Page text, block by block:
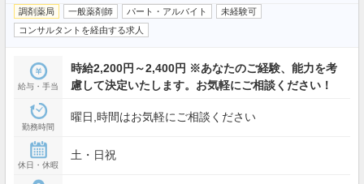
調剤薬局 一般薬剤師 パート・アルバイト
未経験可
コンサルタントを経由する求人
給与・手当
時給2,200円～2,400円 ※あなたのご経験、能力を考
慮して決定いたします。お気軽にご相談ください！
勤務時間
曜日,時間はお気軽にご相談ください
休日・休暇
土・日祝